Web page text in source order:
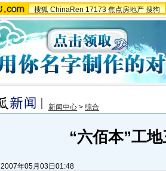
搜狐 ChinaRen 17173 焦点房地产 搜狗
新闻中心 > 综合
“六佰本”工
2007年05月03日01:48